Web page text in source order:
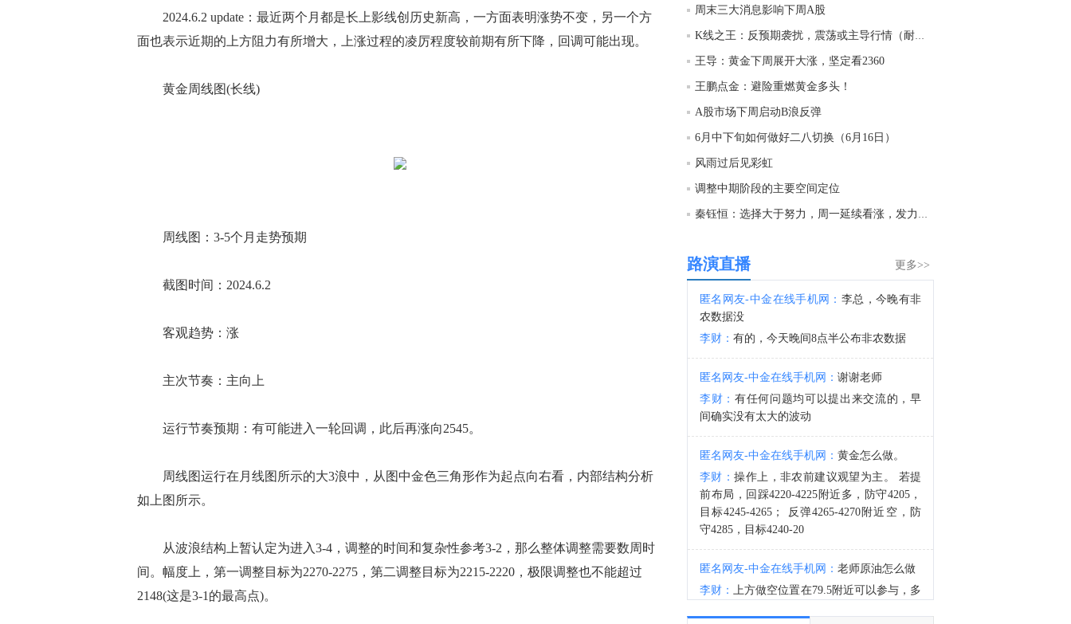
2024.6.2 update：最近两个月都是长上影线创历史新高，一方面表明涨势不变，另一个方
面也表示近期的上方阻力有所增大，上涨过程的凌厉程度较前期有所下降，回调可能出现。
黄金周线图(长线)
周线图：3-5个月走势预期
截图时间：2024.6.2
客观趋势：涨
主次节奏：主向上
运行节奏预期：有可能进入一轮回调，此后再涨向2545。
周线图运行在月线图所示的大3浪中，从图中金色三角形作为起点向右看，内部结构分析
如上图所示。
从波浪结构上暂认定为进入3-4，调整的时间和复杂性参考3-2，那么整体调整需要数周时
间。幅度上，第一调整目标为2270-2275，第二调整目标为2215-2220，极限调整也不能超过
2148(这是3-1的最高点)。
09:21:46
中国央行：今日开展10亿元7天逆回购操作，投标量10亿元，中标量10亿元，操作利率为1.40%，与此前持平。
周末三大消息影响下周A股
K线之王：反预期袭扰，震荡或主导行情（耐心）
王导：黄金下周展开大涨，坚定看2360
王鹏点金：避险重燃黄金多头！
A股市场下周启动B浪反弹
6月中下旬如何做好二八切换（6月16日）
风雨过后见彩虹
调整中期阶段的主要空间定位
秦钰恒：选择大于努力，周一延续看涨，发力给到2377
更多>>
路演直播
匿名网友-中金在线手机网： 李总，今晚有非
农数据没
李财： 有的，今天晚间8点半公布非农数据
匿名网友-中金在线手机网： 谢谢老师
李财： 有任何问题均可以提出来交流的，早
间确实没有太大的波动
匿名网友-中金在线手机网： 黄金怎么做。
李财：操作上，非农前建议观望为主。 若提
前布局，回踩4220-4225附近多，防守4205，
目标4245-4265； 反弹4265-4270附近空，防
守4285，目标4240-20
匿名网友-中金在线手机网： 老师原油怎么做
李财：上方做空位置在79.5附近可以参与，多